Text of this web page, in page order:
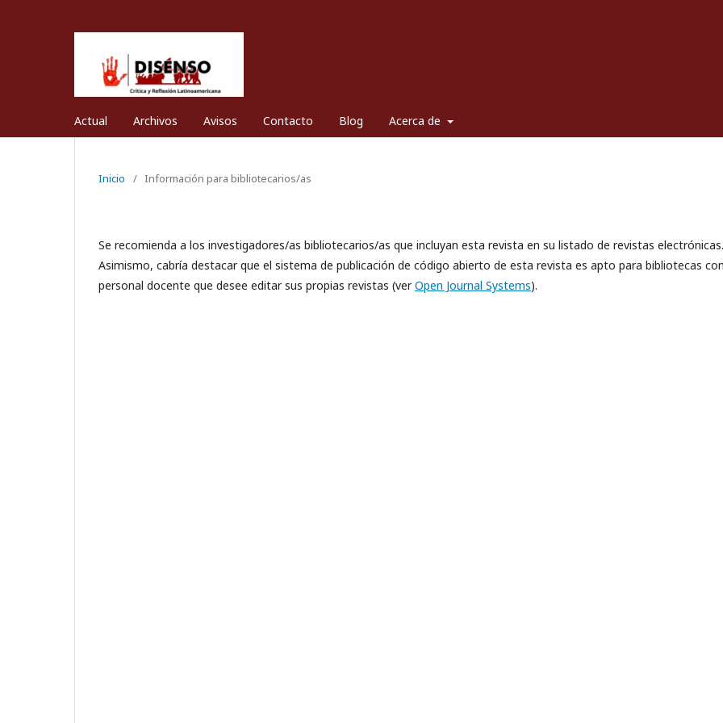
Actual Archivos Avisos Contacto Blog Acerca de
Inicio / Información para bibliotecarios/as
Se recomienda a los investigadores/as bibliotecarios/as que incluyan esta revista en su listado de revistas electrónicas.
Asimismo, cabría destacar que el sistema de publicación de código abierto de esta revista es apto para bibliotecas con
personal docente que desee editar sus propias revistas (verOpen Journal Systems).